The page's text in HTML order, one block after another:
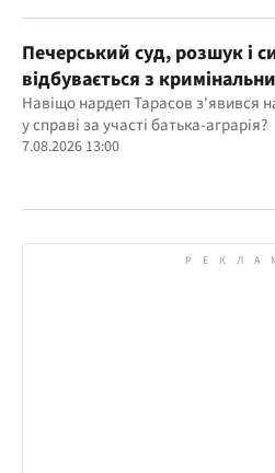
Печерський суд, розшук і
відбувається з
за участі агробарона
Навіщо нардеп Тарасов з'явився
у справі за участі батька-аграрія?
7.08.2026 13:00